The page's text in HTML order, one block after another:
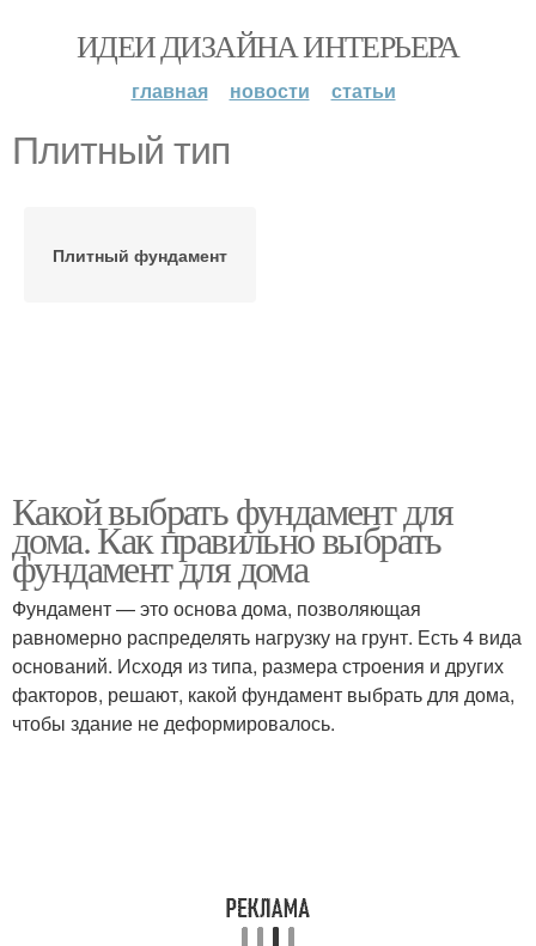
ИДЕИ ДИЗАЙНА ИНТЕРЬЕРА
главная новости статьи
Плитный тип
Плитный фундамент
Какой выбрать фундамент для
дома. Как правильно выбрать
фундамент для дома
Фундамент — это основа дома, позволяющая
равномерно распределять нагрузку на грунт. Есть 4 вида
оснований. Исходя из типа, размера строения и других
факторов, решают, какой фундамент выбрать для дома,
чтобы здание не деформировалось.